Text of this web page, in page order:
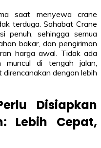
saat menyewa crane
terduga. Sahabat Crane
penuh, sehingga semua
bakar, dan pengiriman
harga awal. Tidak ada
muncul di tengah jalan,
dengan lebih
Disiapkan
Lebih Cepat,